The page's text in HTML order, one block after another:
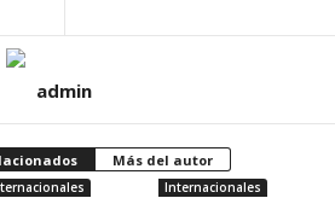
admin
Más del autor
Internacionales